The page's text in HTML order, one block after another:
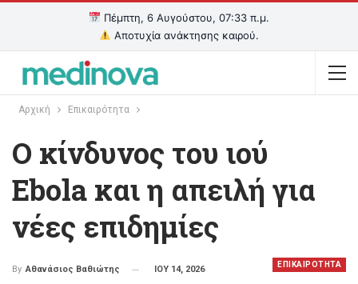
Πέμπτη, 6 Αυγούστου, 07:33 π.μ.
Αποτυχία ανάκτησης καιρού.
Αρχική Επικαιρότητα
Ο κίνδυνος του ιού
Ebola και η απειλή για
νέες επιδημίες
ΕΠΙΚΑΙΡΟΤΗΤΑ
By Αθανάσιος Βαθιώτης ΙΟΥ 14, 2026